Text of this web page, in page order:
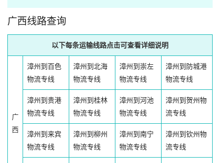
广西线路查询
以下每条运输线路点击可查看详细说明
广
西
漳州到百色
物流专线
漳州到北海
物流专线
漳州到崇左
物流专线
漳州到防城港
物流专线
漳州到贵港
物流专线
漳州到桂林
物流专线
漳州到河池
物流专线
漳州到贺州物
流专线
漳州到来宾
物流专线
漳州到柳州
物流专线
漳州到南宁
物流专线
漳州到钦州物
流专线